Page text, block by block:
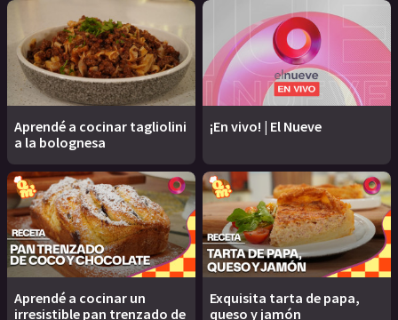
Aprendé a cocinar tagliolini
a la bolognesa
¡En vivo! | El Nueve
Aprendé a cocinar un
irresistible pan trenzado de
Exquisita tarta de papa,
queso y jamón